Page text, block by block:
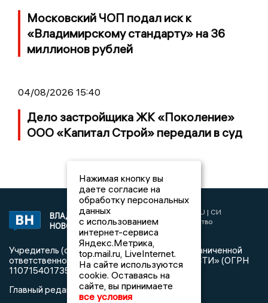
Московский ЧОП подал иск к
«Владимирскому стандарту» на 36
миллионов рублей
04/08/2026 15:40
Дело застройщика ЖК «Поколение»
ООО «Капитал Строй» передали в суд
ВЛАДИМИРСКИЕ
НОВОСТИ
2017 © NEWSVLADIMIR.RU | СИ
«Информационное агентство
Владимирские новости»
Учредитель (соучредители): Общество с ограниченной
ответственностью «РЕГИОНАЛЬНЫЕ НОВОСТИ» (ОГРН
1107154017354)
Главный редактор: Мазов С. А.
Нажимая кнопку вы
даете согласие на
обработку персональных
данных
с использованием
интернет-сервиса
Яндекс.Метрика,
top.mail.ru, LiveInternet.
На сайте используются
cookie. Оставаясь на
сайте, вы принимаете
все условия